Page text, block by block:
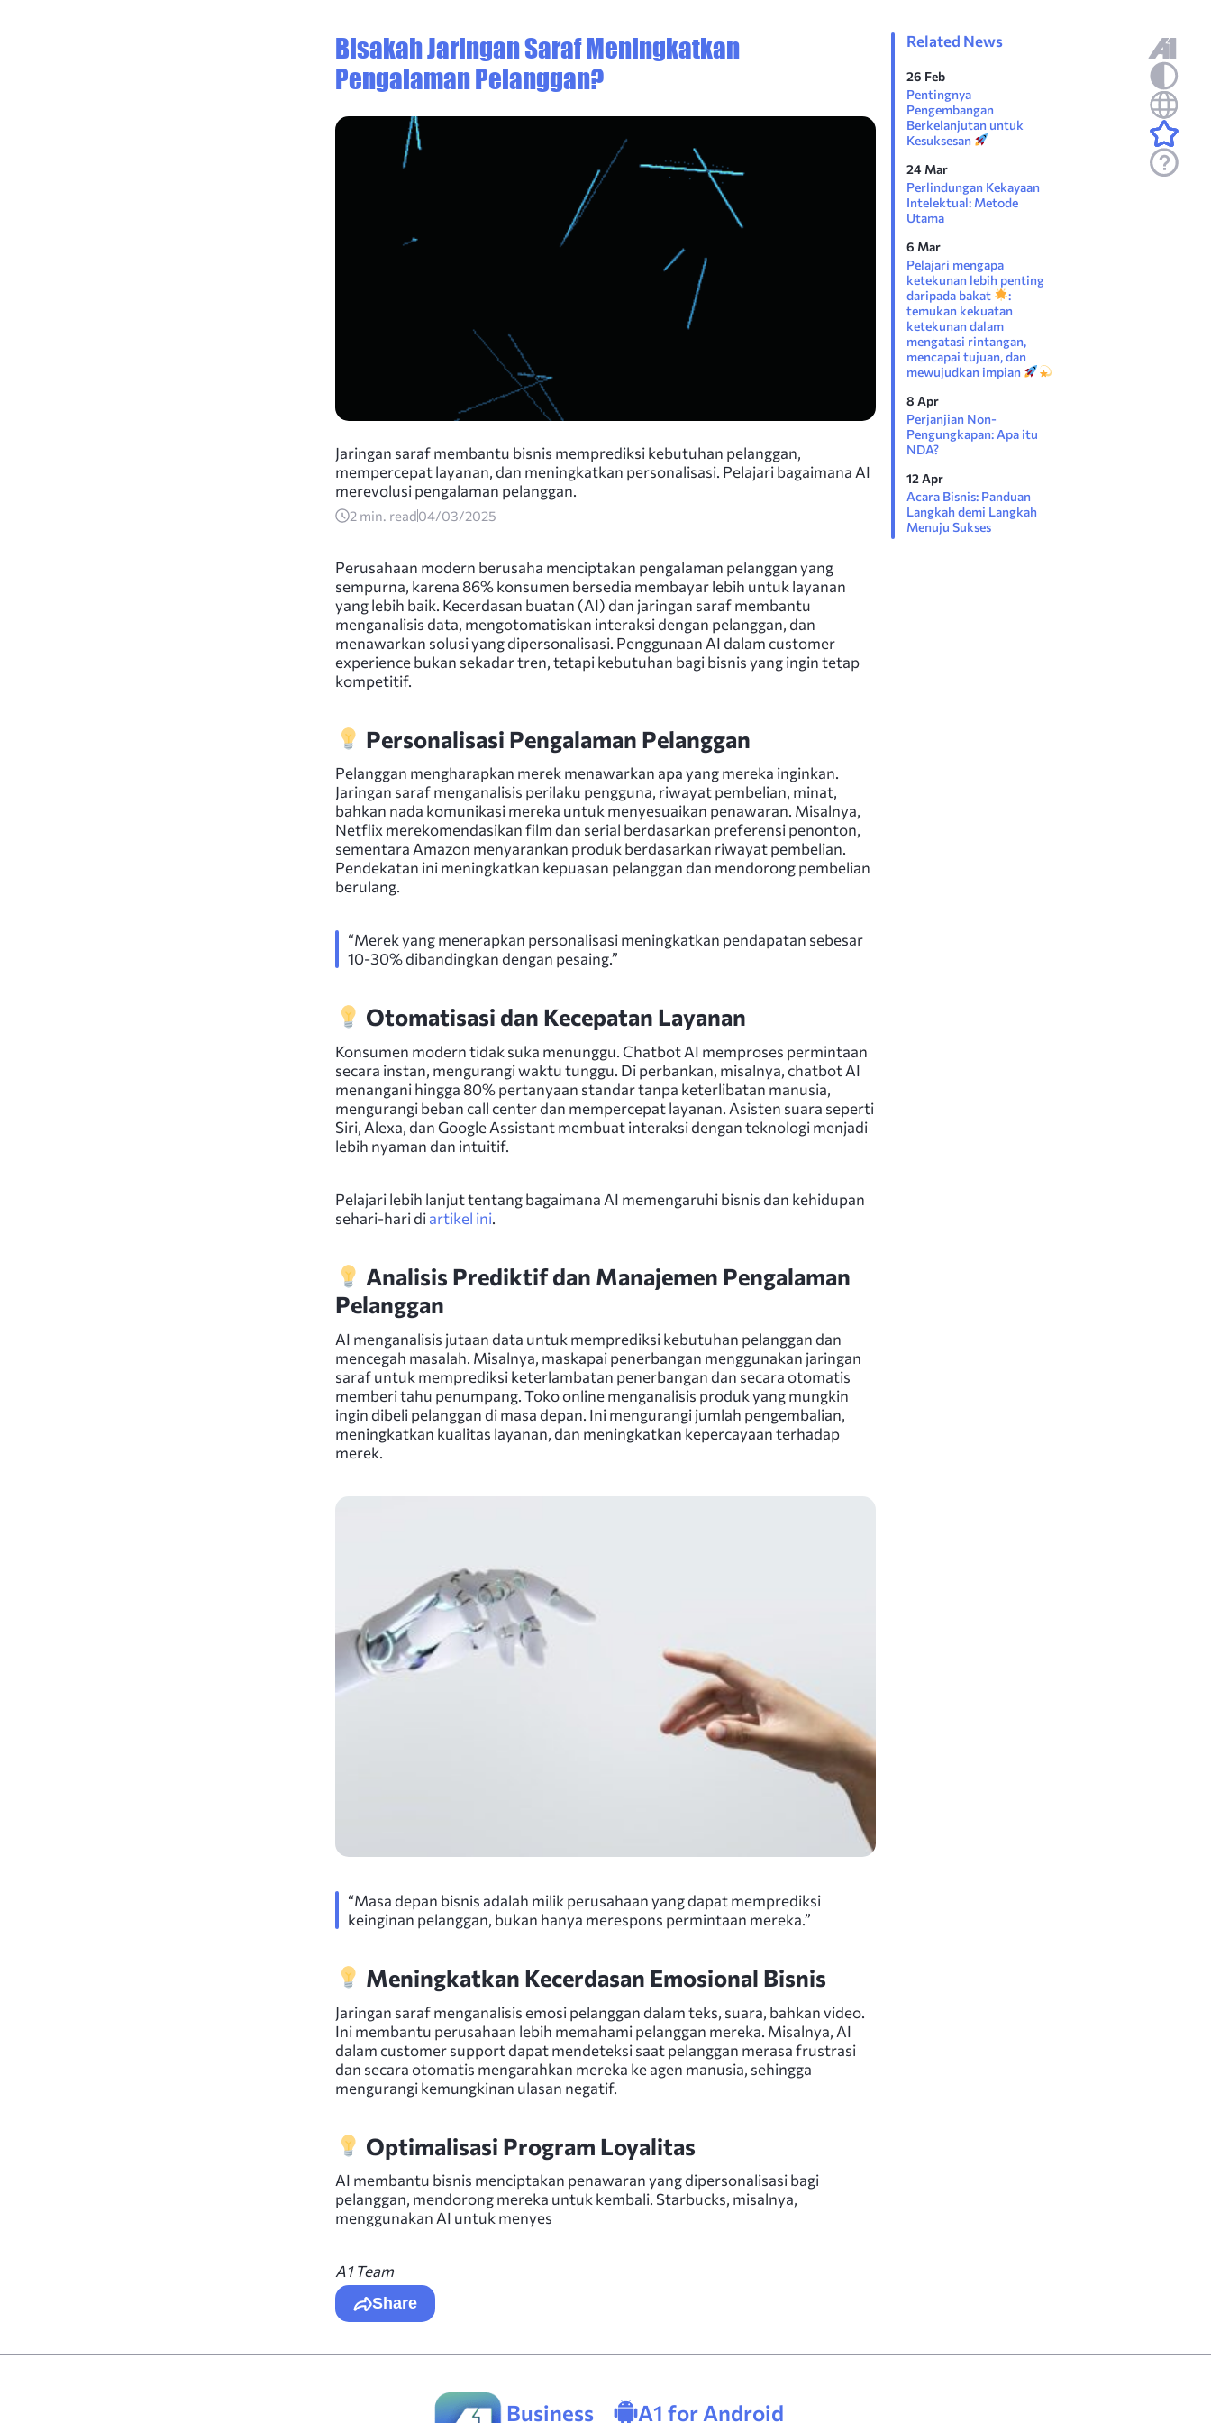
Related News
26 Feb
Pentingnya
Pengembangan
Berkelanjutan untuk
Kesuksesan
24 Mar
Perlindungan Kekayaan
Intelektual: Metode
Utama
6 Mar
Pelajari mengapa
ketekunan lebih penting
daripada bakat
:
temukan kekuatan
ketekunan dalam
mengatasi rintangan,
mencapai tujuan, dan
mewujudkan impian
8 Apr
Perjanjian Non-
Pengungkapan: Apa itu
NDA?
12 Apr
Acara Bisnis: Panduan
Langkah demi Langkah
Menuju Sukses
Bisakah Jaringan Saraf Meningkatkan
Pengalaman Pelanggan?
Jaringan saraf membantu bisnis memprediksi kebutuhan pelanggan,
mempercepat layanan, dan meningkatkan personalisasi. Pelajari bagaimana AI
merevolusi pengalaman pelanggan.
2 min. read04/03/2025
Perusahaan modern berusaha menciptakan pengalaman pelanggan yang
sempurna, karena 86% konsumen bersedia membayar lebih untuk layanan
yang lebih baik. Kecerdasan buatan (AI) dan jaringan saraf membantu
menganalisis data, mengotomatiskan interaksi dengan pelanggan, dan
menawarkan solusi yang dipersonalisasi. Penggunaan AI dalam customer
experience bukan sekadar tren, tetapi kebutuhan bagi bisnis yang ingin tetap
kompetitif.
Personalisasi Pengalaman Pelanggan
Pelanggan mengharapkan merek menawarkan apa yang mereka inginkan.
Jaringan saraf menganalisis perilaku pengguna, riwayat pembelian, minat,
bahkan nada komunikasi mereka untuk menyesuaikan penawaran. Misalnya,
Netflix merekomendasikan film dan serial berdasarkan preferensi penonton,
sementara Amazon menyarankan produk berdasarkan riwayat pembelian.
Pendekatan ini meningkatkan kepuasan pelanggan dan mendorong pembelian
berulang.
“Merek yang menerapkan personalisasi meningkatkan pendapatan sebesar
10-30% dibandingkan dengan pesaing.”
Otomatisasi dan Kecepatan Layanan
Konsumen modern tidak suka menunggu. Chatbot AI memproses permintaan
secara instan, mengurangi waktu tunggu. Di perbankan, misalnya, chatbot AI
menangani hingga 80% pertanyaan standar tanpa keterlibatan manusia,
mengurangi beban call center dan mempercepat layanan. Asisten suara seperti
Siri, Alexa, dan Google Assistant membuat interaksi dengan teknologi menjadi
lebih nyaman dan intuitif.
Pelajari lebih lanjut tentang bagaimana AI memengaruhi bisnis dan kehidupan
sehari-hari diartikel ini.
Analisis Prediktif dan Manajemen Pengalaman
Pelanggan
AI menganalisis jutaan data untuk memprediksi kebutuhan pelanggan dan
mencegah masalah. Misalnya, maskapai penerbangan menggunakan jaringan
saraf untuk memprediksi keterlambatan penerbangan dan secara otomatis
memberi tahu penumpang. Toko online menganalisis produk yang mungkin
ingin dibeli pelanggan di masa depan. Ini mengurangi jumlah pengembalian,
meningkatkan kualitas layanan, dan meningkatkan kepercayaan terhadap
merek.
“Masa depan bisnis adalah milik perusahaan yang dapat memprediksi
keinginan pelanggan, bukan hanya merespons permintaan mereka.”
Meningkatkan Kecerdasan Emosional Bisnis
Jaringan saraf menganalisis emosi pelanggan dalam teks, suara, bahkan video.
Ini membantu perusahaan lebih memahami pelanggan mereka. Misalnya, AI
dalam customer support dapat mendeteksi saat pelanggan merasa frustrasi
dan secara otomatis mengarahkan mereka ke agen manusia, sehingga
mengurangi kemungkinan ulasan negatif.
Optimalisasi Program Loyalitas
AI membantu bisnis menciptakan penawaran yang dipersonalisasi bagi
pelanggan, mendorong mereka untuk kembali. Starbucks, misalnya,
menggunakan AI untuk menyes
A1 Team
Share
Business A1 for Android